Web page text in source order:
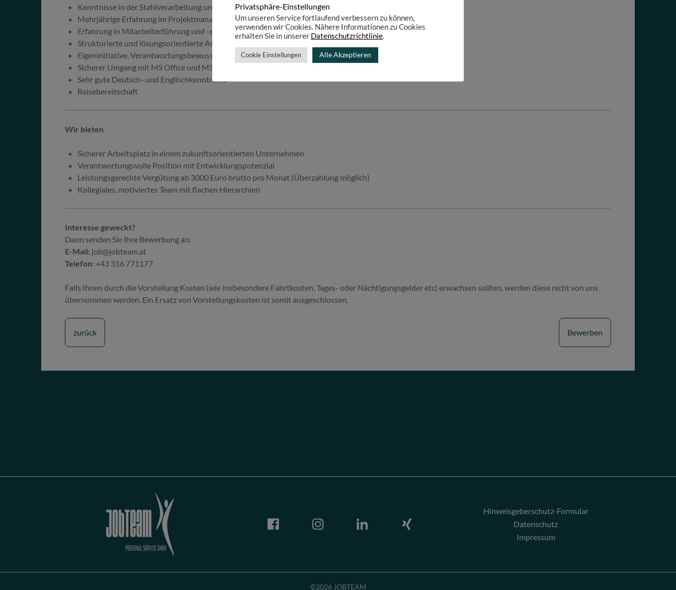
Kenntnisse in der Stahlverarbeitung und im Umgang mit Stahlprodukten
Mehrjährige Erfahrung im Projektmanagement
Erfahrung in Mitarbeiterführung und -entwicklung
Strukturierte und lösungsorientierte Arbeitsweise
Eigeninitiative, Verantwortungsbewusstsein und Durchsetzungsvermögen
Sicherer Umgang mit MS Office und MS Dynamics NAV
Sehr gute Deutsch- und Englischkenntnisse
Reisebereitschaft
Wir bieten
Sicherer Arbeitsplatz in einem zukunftsorientierten Unternehmen
Verantwortungsvolle Position mit Entwicklungspotenzial
Leistungsgerechte Vergütung ab 3000 Euro brutto pro Monat (Überzahlung möglich)
Kollegiales, motiviertes Team mit flachen Hierarchien
Interesse geweckt?
Dann senden Sie Ihre Bewerbung an:
E-Mail: job@jobteam.at
Telefon: +43 316 771177
Falls Ihnen durch die Vorstellung Kosten (wie insbesondere Fahrtkosten, Tages- oder Nächtigungsgelder etc) erwachsen sollten, werden diese nicht von uns
übernommen werden. Ein Ersatz von Vorstellungskosten ist somit ausgeschlossen.
zurück Bewerben
Hinweisgeberschutz-Formular
Datenschutz
Impressum
©2026 JOBTEAM
Privatsphäre-Einstellungen
Um unseren Service fortlaufend verbessern zu können,
verwenden wir Cookies. Nähere Informationen zu Cookies
erhalten Sie in unserer Datenschutzrichtlinie.
Cookie Einstellungen Alle Akzeptieren